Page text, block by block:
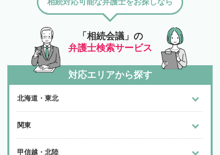
「相続会議」の
弁護士検索サービス
相続対応可能な弁護士をお探しなら
対応エリアから探す
北海道・東北
関東
甲信越・北陸